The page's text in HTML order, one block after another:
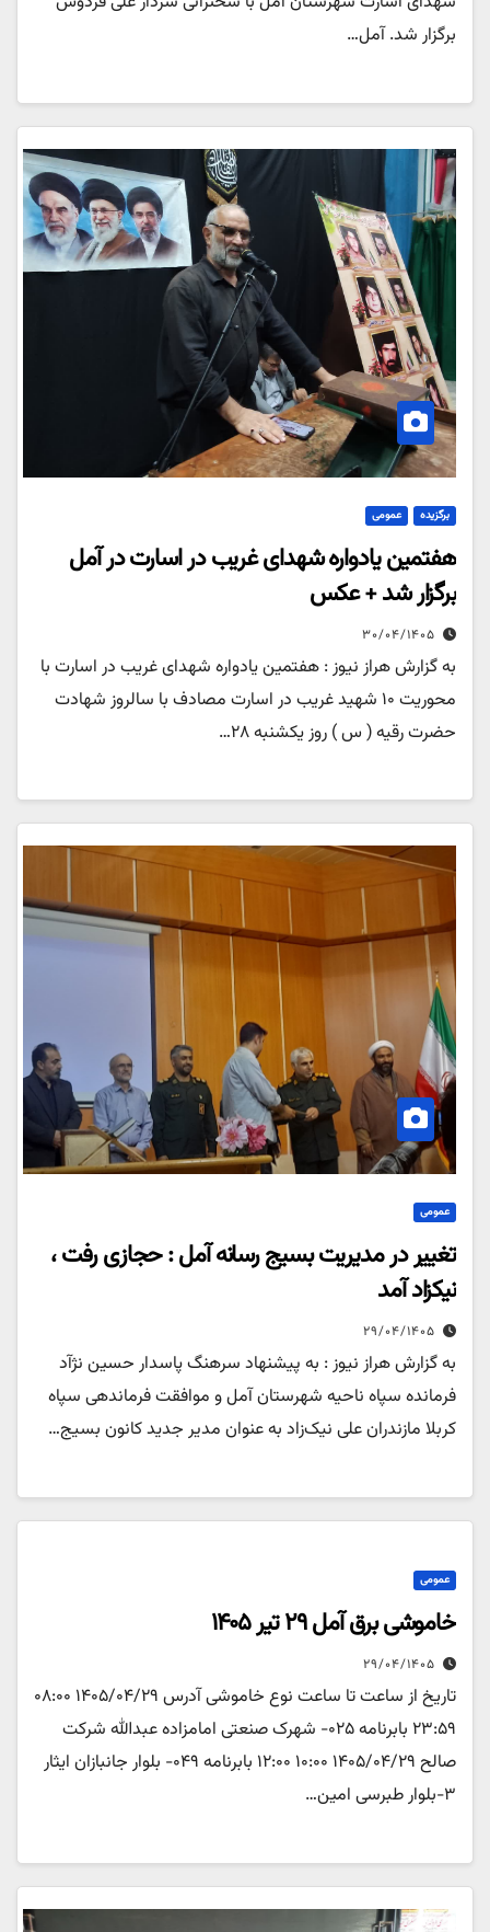
برگزار شد. آمل…
برگزیده عمومی
هفتمین یادواره شهدای غریب در اسارت در آمل
برگزار شد + عکس
۳۰/۰۴/۱۴۰۵
به گزارش هراز نیوز : هفتمین یادواره شهدای غریب در اسارت با
محوریت ۱۰ شهید غریب در اسارت مصادف با سالروز شهادت
حضرت رقیه ( س ) روز یکشنبه ۲۸…
عمومی
تغییر در مدیریت بسیج رسانه آمل : حجازی رفت ،
نیکزاد آمد
۲۹/۰۴/۱۴۰۵
به گزارش هراز نیوز : به پیشنهاد سرهنگ پاسدار حسین نژآد
فرمانده سپاه ناحیه شهرستان آمل و موافقت فرماندهی سپاه
کربلا مازندران علی نیک‌زاد به عنوان مدیر جدید کانون بسیج…
عمومی
خاموشی برق آمل ۲۹ تیر ۱۴۰۵
۲۹/۰۴/۱۴۰۵
تاریخ از ساعت تا ساعت نوع خاموشی آدرس ۱۴۰۵/۰۴/۲۹ ۰۸:۰۰
۲۳:۵۹ بابرنامه ۰۲۵- شهرک صنعتی امامزاده عبدالله شرکت
صالح ۱۴۰۵/۰۴/۲۹ ۱۰:۰۰ ۱۲:۰۰ بابرنامه ۰۴۹- بلوار جانبازان ایثار
۳-بلوار طبرسی امین…